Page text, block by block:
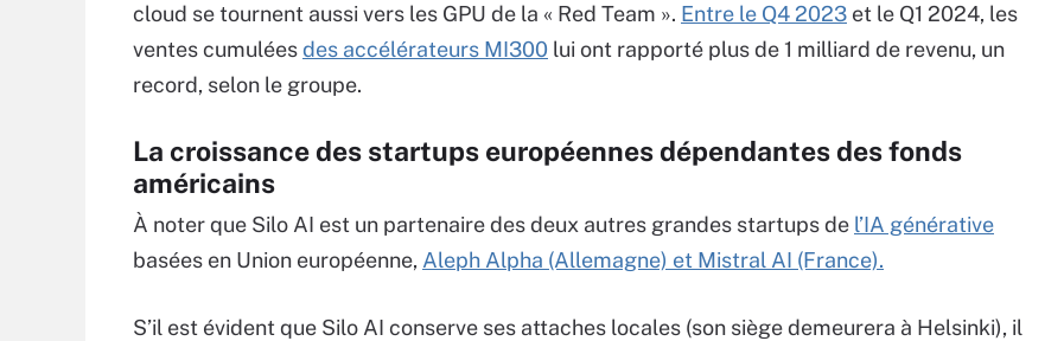
cloud se tournent aussi vers les GPU de la « Red Team ». Entre le Q4 2023 et le Q1 2024, les
ventes cumuléesdes accélérateurs MI300 lui ont rapporté plus de 1 milliard de revenu, un
record, selon le groupe.
La croissance des startups européennes dépendantes des fonds
américains
À noter que Silo AI est un partenaire des deux autres grandes startups de l’IA générative
basées en Union européenne, Aleph Alpha (Allemagne) et Mistral AI (France).
S’il est évident que Silo AI conserve ses attaches locales (son siège demeurera à Helsinki), il